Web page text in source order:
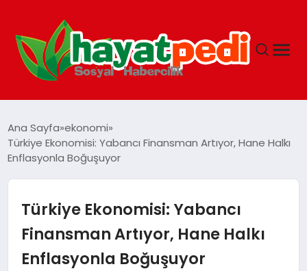
YAŞAM
GUNCEL
SAĞLIK
Ana Sayfa ekonomi
Türkiye Ekonomisi: Yabancı Finansman Artıyor, Hane Halkı
Enflasyonla Boğuşuyor
Türkiye Ekonomisi: Yabancı
Finansman Artıyor, Hane Halkı
Enflasyonla Boğuşuyor